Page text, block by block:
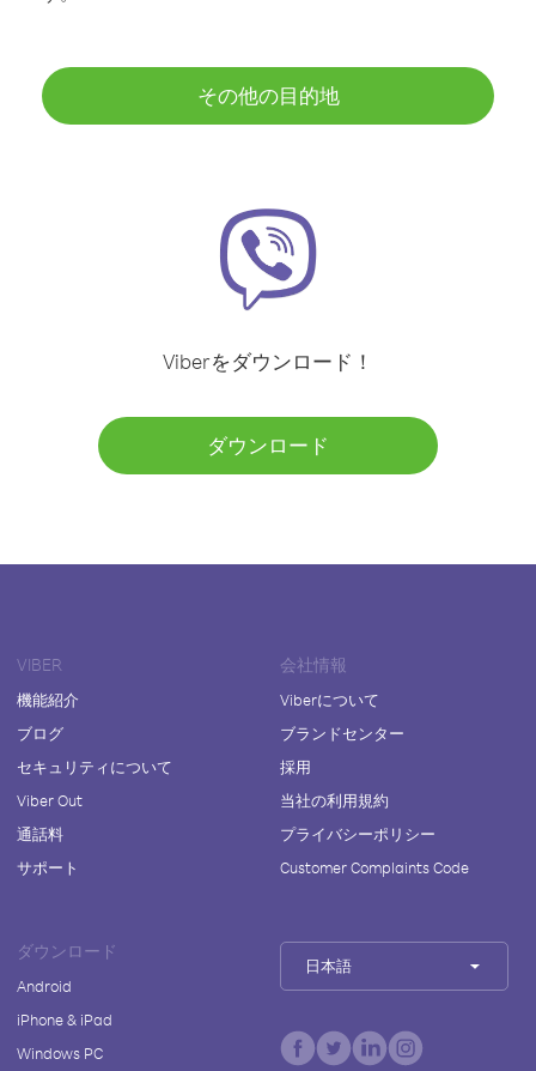
その他の目的地
Viberをダウンロード！
ダウンロード
VIBER
機能紹介
ブログ
セキュリティについて
Viber Out
通話料
サポート
会社情報
Viberについて
ブランドセンター
採用
当社の利用規約
プライバシーポリシー
Customer Complaints Code
ダウンロード
Android
iPhone & iPad
Windows PC
日本語